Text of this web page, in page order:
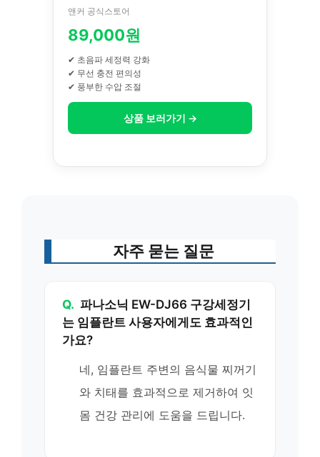
앤커 공식스토어
89,000원
✔ 초음파 세정력 강화
✔ 무선 충전 편의성
✔ 풍부한 수압 조절
상품 보러가기 →
자주 묻는 질문
Q. 파나소닉 EW-DJ66 구강세정기
는 임플란트 사용자에게도 효과적인
가요?
네, 임플란트 주변의 음식물 찌꺼기
와 치태를 효과적으로 제거하여 잇
몸 건강 관리에 도움을 드립니다.